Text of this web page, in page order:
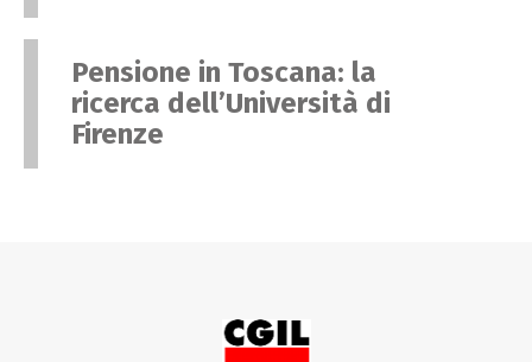
Pensione in Toscana: la
ricerca dell’Università di
Firenze